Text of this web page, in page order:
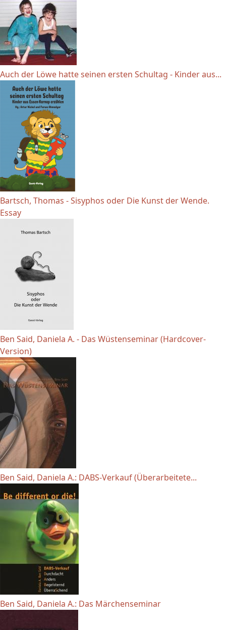
Auch der Löwe hatte seinen ersten Schultag - Kinder aus...
Bartsch, Thomas - Sisyphos oder Die Kunst der Wende.
Essay
Ben Said, Daniela A. - Das Wüstenseminar (Hardcover-
Version)
Ben Said, Daniela A.: DABS-Verkauf (Überarbeitete...
Ben Said, Daniela A.: Das Märchenseminar